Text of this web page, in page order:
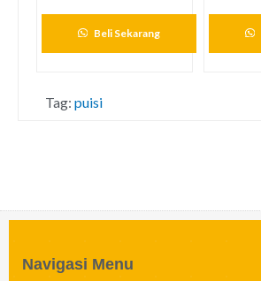
Tag: puisi
Beli Sekarang
Navigasi Menu